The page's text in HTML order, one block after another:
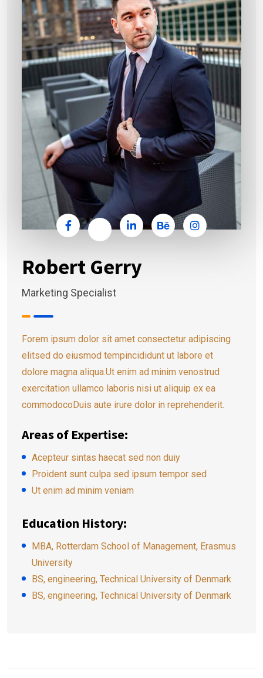
Robert Gerry
Marketing Specialist
Forem ipsum dolor sit amet consectetur adipiscing
elitsed do eiusmod tempincididunt ut labore et
dolore magna aliqua.Ut enim ad minim venostrud
exercitation ullamco laboris nisi ut aliquip ex ea
commodocoDuis aute irure dolor in reprehenderit.
Areas of Expertise:
Acepteur sintas haecat sed non duiy
Proident sunt culpa sed ipsum tempor sed
Ut enim ad minim veniam
Education History:
MBA, Rotterdam School of Management, Erasmus
University
BS, engineering, Technical University of Denmark
BS, engineering, Technical University of Denmark